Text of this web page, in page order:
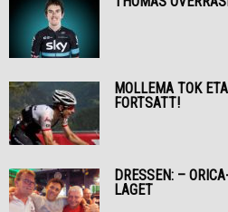
MOLLEMA TOK
FORTSATT!
DRESSEN: –
LAGET